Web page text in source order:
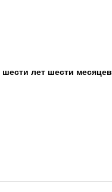
шести лет шести месяцев